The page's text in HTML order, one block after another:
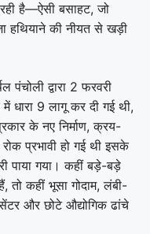
है—ऐसी बसाहट, जो
हथियाने की नीयत से खड़ी
द्वारा 2 फरवरी
धारा 9 लागू कर दी गई थी,
के नए निर्माण, क्रय-
प्रभावी हो गई थी इसके
पाया गया। कहीं बड़े-बड़े
कहीं भूसा गोदाम, लंबी-
और छोटे औद्योगिक ढांचे